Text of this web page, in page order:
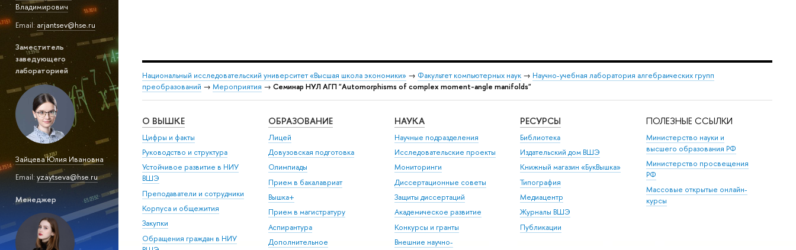
Владимирович
Email: arjantsev@hse.ru
Заместитель
заведующего
лабораторией
Зайцева Юлия Ивановна
Email: yzaytseva@hse.ru
Менеджер
Национальный исследовательский университет «Высшая школа экономики» → Факультет компьютерных наук → Научно-учебная лаборатория алгебраических групп
преобразований → Мероприятия → Семинар НУЛ АГП "Automorphisms of complex moment-angle manifolds"
О ВЫШКЕ
Цифры и факты
Руководство и структура
Устойчивое развитие в НИУ
ВШЭ
Преподаватели и сотрудники
Корпуса и общежития
Закупки
Обращения граждан в НИУ
ОБРАЗОВАНИЕ
Лицей
Довузовская подготовка
Олимпиады
Прием в бакалавриат
Вышка+
Прием в магистратуру
Аспирантура
Дополнительное
НАУКА
Научные подразделения
Исследовательские проекты
Мониторинги
Диссертационные советы
Защиты диссертаций
Академическое развитие
Конкурсы и гранты
Внешние научно-
РЕСУРСЫ
Библиотека
Издательский дом ВШЭ
Книжный магазин «БукВышка»
Типография
Медиацентр
Журналы ВШЭ
Публикации
ПОЛЕЗНЫЕ ССЫЛКИ
Министерство науки и
высшего образования РФ
Министерство просвещения
РФ
Массовые открытые онлайн-
курсы